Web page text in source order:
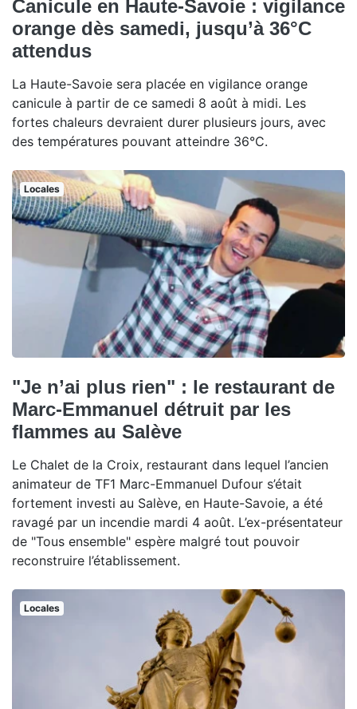
Canicule en Haute-Savoie : vigilance
orange dès samedi, jusqu’à 36°C
attendus
La Haute-Savoie sera placée en vigilance orange
canicule à partir de ce samedi 8 août à midi. Les
fortes chaleurs devraient durer plusieurs jours, avec
des températures pouvant atteindre 36°C.
Locales
"Je n’ai plus rien" : le restaurant de
Marc-Emmanuel détruit par les
flammes au Salève
Le Chalet de la Croix, restaurant dans lequel l’ancien
animateur de TF1 Marc-Emmanuel Dufour s’était
fortement investi au Salève, en Haute-Savoie, a été
ravagé par un incendie mardi 4 août. L’ex-présentateur
de "Tous ensemble" espère malgré tout pouvoir
reconstruire l’établissement.
Locales